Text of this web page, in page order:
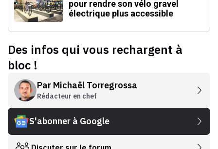
pour rendre son vélo gravel
électrique plus accessible
Des infos qui vous rechargent à
bloc !
Par Michaël Torregrossa
Rédacteur en chef
S'abonner à Google